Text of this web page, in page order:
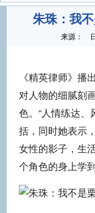
朱珠：我
来源：
《精英律师》播
对人物的细腻刻
色。“人情练达
括，同时她表示
女性的影子，生
个角色的身上学